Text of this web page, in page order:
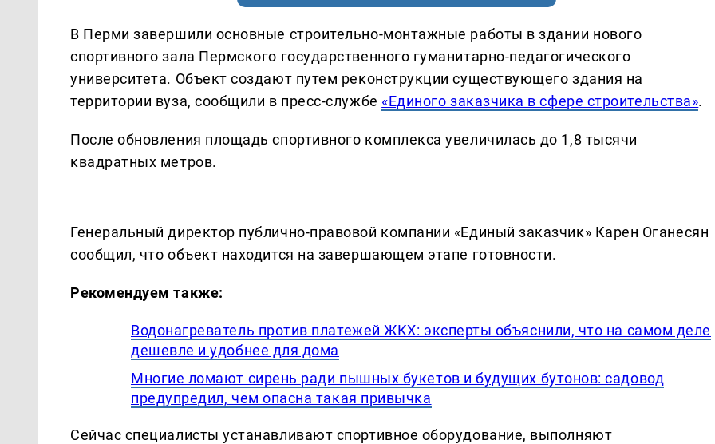
В Перми завершили основные строительно-монтажные работы в здании нового
спортивного зала Пермского государственного гуманитарно-педагогического
университета. Объект создают путем реконструкции существующего здания на
территории вуза, сообщили в пресс-службе «Единого заказчика в сфере строительства».
После обновления площадь спортивного комплекса увеличилась до 1,8 тысячи
квадратных метров.
Генеральный директор публично-правовой компании «Единый заказчик» Карен Оганесян
сообщил, что объект находится на завершающем этапе готовности.
Рекомендуем также:
Водонагреватель против платежей ЖКХ: эксперты объяснили, что на самом деле
дешевле и удобнее для дома
Многие ломают сирень ради пышных букетов и будущих бутонов: садовод
предупредил, чем опасна такая привычка
Сейчас специалисты устанавливают спортивное оборудование, выполняют